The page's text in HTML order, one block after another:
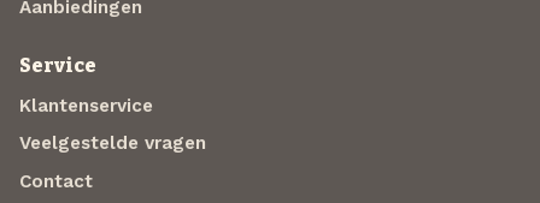
Aanbiedingen
Service
Klantenservice
Veelgestelde vragen
Contact